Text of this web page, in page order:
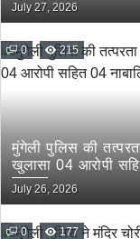
July 27, 2026
0 215
मुंगेली पुलिस की
खुलासा 04 आरोपी
किया गिरफ्तार
July 26, 2026
0 177